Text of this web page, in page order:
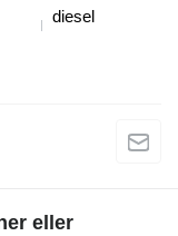
diesel
eller